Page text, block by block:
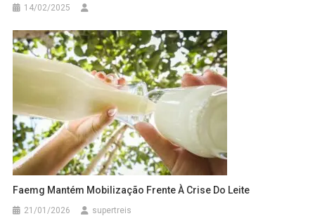
14/02/2025
Faemg Mantém Mobilização Frente À Crise Do Leite
21/01/2026 supertreis